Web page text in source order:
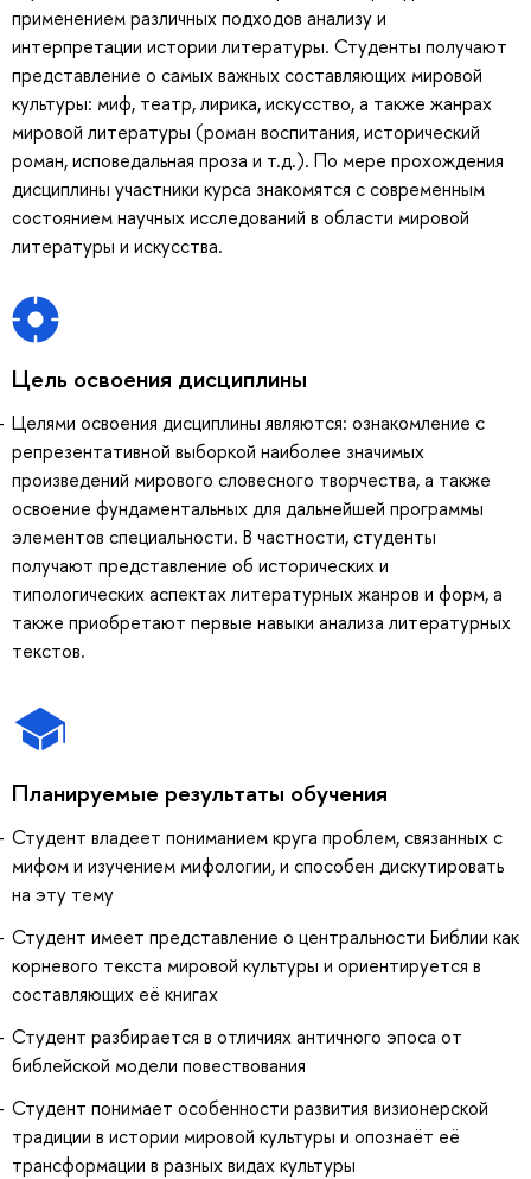
применением различных подходов анализу и
интерпретации истории литературы. Студенты получают
представление о самых важных составляющих мировой
культуры: миф, театр, лирика, искусство, а также жанрах
мировой литературы (роман воспитания, исторический
роман, исповедальная проза и т.д.). По мере прохождения
дисциплины участники курса знакомятся с современным
состоянием научных исследований в области мировой
литературы и искусства.
Цель освоения дисциплины
Целями освоения дисциплины являются: ознакомление с
репрезентативной выборкой наиболее значимых
произведений мирового словесного творчества, а также
освоение фундаментальных для дальнейшей программы
элементов специальности. В частности, студенты
получают представление об исторических и
типологических аспектах литературных жанров и форм, а
также приобретают первые навыки анализа литературных
текстов.
Планируемые результаты обучения
Студент владеет пониманием круга проблем, связанных с
мифом и изучением мифологии, и способен дискутировать
на эту тему
Студент имеет представление о центральности Библии как
корневого текста мировой культуры и ориентируется в
составляющих её книгах
Студент разбирается в отличиях античного эпоса от
библейской модели повествования
Студент понимает особенности развития визионерской
традиции в истории мировой культуры и опознаёт её
трансформации в разных видах культуры